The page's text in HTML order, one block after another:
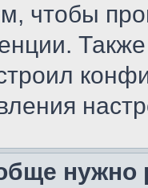
чтобы
нужно